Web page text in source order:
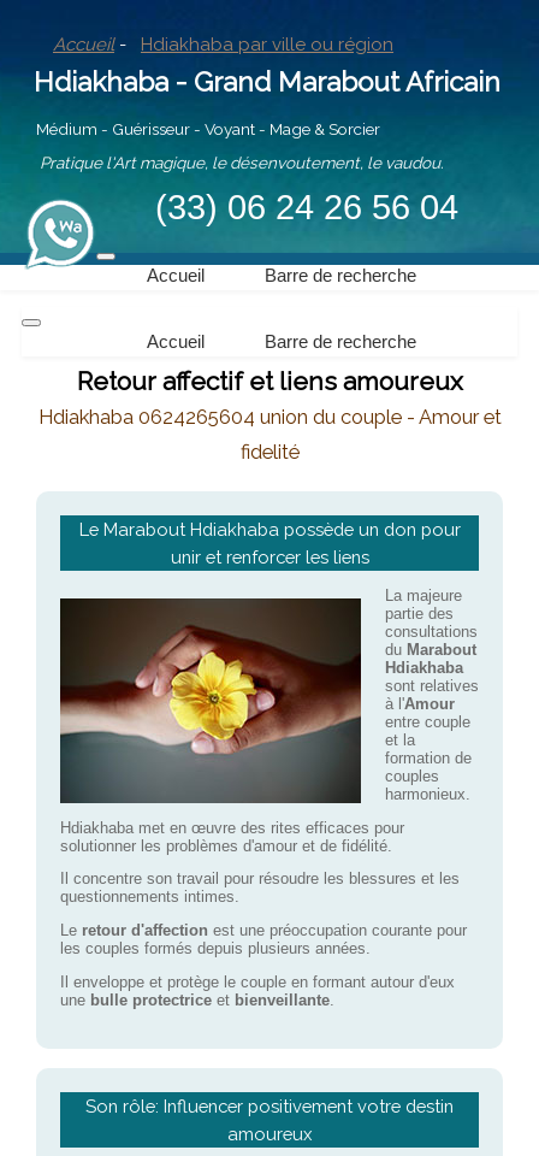
Accueil - Hdiakhaba par ville ou région
Hdiakhaba - Grand Marabout Africain
Médium - Guérisseur - Voyant - Mage & Sorcier
Pratique l'Art magique, le désenvoutement, le vaudou.
(33) 06 24 26 56 04
Accueil Barre de recherche
Accueil Barre de recherche
Retour affectif et liens amoureux
Hdiakhaba 0624265604 union du couple - Amour et
fidelité
Le Marabout Hdiakhaba possède un don pour
unir et renforcer les liens
La majeure
partie des
consultations
du Marabout
Hdiakhaba
sont relatives
à l'Amour
entre couple
et la
formation de
couples
harmonieux.
Hdiakhaba met en œuvre des rites efficaces pour
solutionner les problèmes d'amour et de fidélité.
Il concentre son travail pour résoudre les blessures et les
questionnements intimes.
Le retour d'affection est une préoccupation courante pour
les couples formés depuis plusieurs années.
Il enveloppe et protège le couple en formant autour d'eux
une bulle protectriceet bienveillante.
Son rôle: Influencer positivement votre destin
amoureux